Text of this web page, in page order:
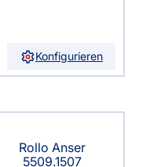
Konfigurieren
Rollo Anser
5509.1507